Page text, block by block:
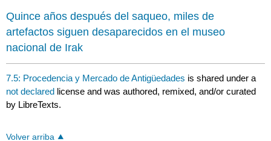
Quince años después del saqueo, miles de
artefactos siguen desaparecidos en el museo
nacional de Irak
7.5: Procedencia y Mercado de Antigüedades is shared under a
not declared license and was authored, remixed, and/or curated
by LibreTexts.
Volver arriba